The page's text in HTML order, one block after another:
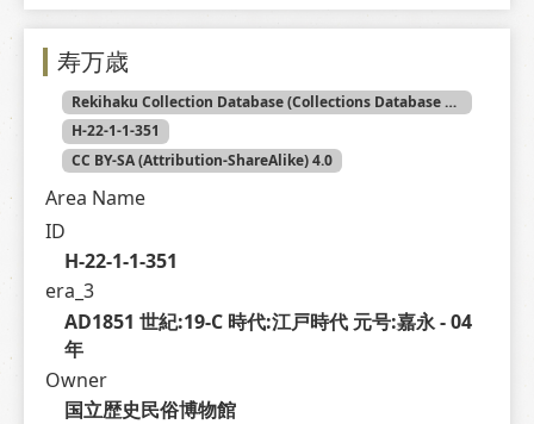
寿万歳
Rekihaku Collection Database (Collections Database of the National Museum of Japanese History)
H-22-1-1-351
CC BY-SA (Attribution-ShareAlike) 4.0
Area Name
ID
H-22-1-1-351
era_3
AD1851 世紀:19-C 時代:江戸時代 元号:嘉永 - 04
年
Owner
国立歴史民俗博物館